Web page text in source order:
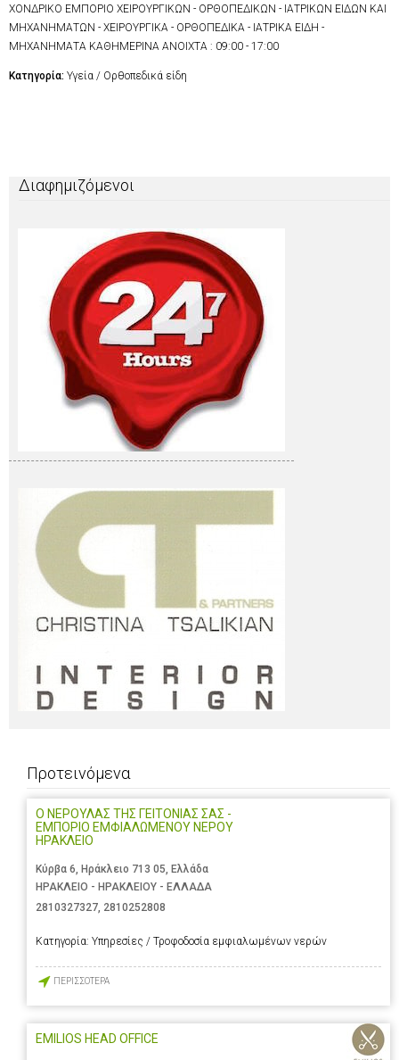
ΧΟΝΔΡΙΚΟ ΕΜΠΟΡΙΟ ΧΕΙΡΟΥΡΓΙΚΩΝ - ΟΡΘΟΠΕΔΙΚΩΝ - ΙΑΤΡΙΚΩΝ ΕΙΔΩΝ ΚΑΙ
ΜΗΧΑΝΗΜΑΤΩΝ - ΧΕΙΡΟΥΡΓΙΚΑ - ΟΡΘΟΠΕΔΙΚΑ - ΙΑΤΡΙΚΑ ΕΙΔΗ -
ΜΗΧΑΝΗΜΑΤΑ ΚΑΘΗΜΕΡΙΝΑ ΑΝΟΙΧΤΑ : 09:00 - 17:00
Κατηγορία: Υγεία / Ορθοπεδικά είδη
Διαφημιζόμενοι
Προτεινόμενα
Ο ΝΕΡΟΥΛΑΣ ΤΗΣ ΓΕΙΤΟΝΙΑΣ ΣΑΣ -
ΕΜΠΟΡΙΟ ΕΜΦΙΑΛΩΜΕΝΟΥ ΝΕΡΟΥ
ΗΡΑΚΛΕΙΟ
Κύρβα 6, Ηράκλειο 713 05, Ελλάδα
ΗΡΑΚΛΕΙΟ - ΗΡΑΚΛΕΙΟΥ - ΕΛΛΑΔΑ
2810327327 2810252808
Κατηγορία: Υπηρεσίες / Τροφοδοσία εμφιαλωμένων νερών
ΠΕΡΙΣΣΟΤΕΡΑ
EMILIOS HEAD OFFICE